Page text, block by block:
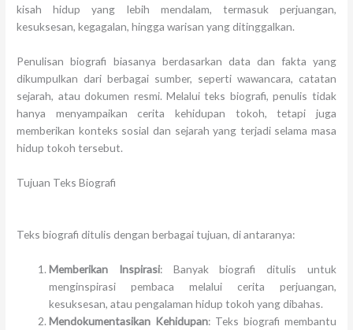
kisah hidup yang lebih mendalam, termasuk perjuangan,
kesuksesan, kegagalan, hingga warisan yang ditinggalkan.
Penulisan biografi biasanya berdasarkan data dan fakta yang
dikumpulkan dari berbagai sumber, seperti wawancara, catatan
sejarah, atau dokumen resmi. Melalui teks biografi, penulis tidak
hanya menyampaikan cerita kehidupan tokoh, tetapi juga
memberikan konteks sosial dan sejarah yang terjadi selama masa
hidup tokoh tersebut.
Tujuan Teks Biografi
Teks biografi ditulis dengan berbagai tujuan, di antaranya:
Memberikan Inspirasi: Banyak biografi ditulis untuk
menginspirasi pembaca melalui cerita perjuangan,
kesuksesan, atau pengalaman hidup tokoh yang dibahas.
Mendokumentasikan Kehidupan: Teks biografi membantu